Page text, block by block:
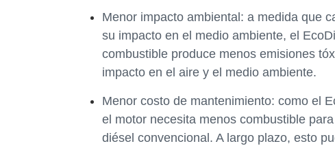
Menor impacto ambiental: a medida que
su impacto en el medio ambiente, el
combustible produce menos emisiones
impacto en el aire y el medio ambiente.
Menor costo de mantenimiento: como el
el motor necesita menos combustible
diésel convencional. A largo plazo, esto